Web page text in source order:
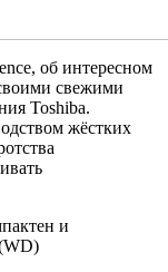
об интересном
свежими
Toshiba.
жёстких
и